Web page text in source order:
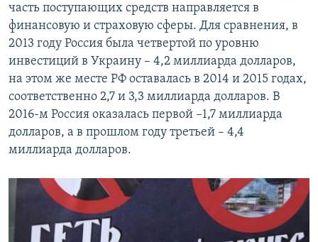
часть поступающих средств направляется в
финансовую и страховую сферы. Для сравнения, в
2013 году Россия была четвертой по уровню
инвестиций в Украину – 4,2 миллиарда долларов,
на этом же месте РФ оставалась в 2014 и 2015 годах,
соответственно 2,7 и 3,3 миллиарда долларов. В
2016-м Россия оказалась первой –1,7 миллиарда
долларов, а в прошлом году третьей – 4,4
миллиарда долларов.